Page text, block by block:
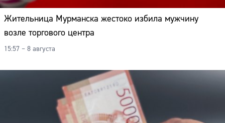
Жительница Мурманска жестоко избила мужчину
возле торгового центра
15:57 – 8 августа